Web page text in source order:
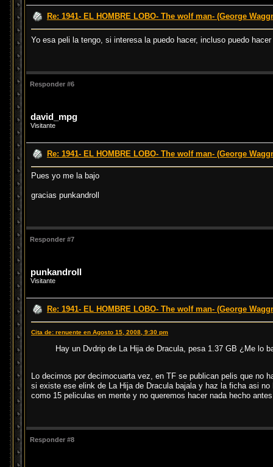
Re: 1941- EL HOMBRE LOBO- The wolf man- (George
Yo esa peli la tengo, si interesa la puedo hacer, incluso puedo
Responder #6
david_mpg
Visitante
Re: 1941- EL HOMBRE LOBO- The wolf man- (George
Pues yo me la bajo
gracias punkandroll
Responder #7
punkandroll
Visitante
Re: 1941- EL HOMBRE LOBO- The wolf man- (George
Cita de: renuente en Agosto 15, 2008, 9:30 pm
Hay un Dvdrip de La Hija de Dracula, pesa 1.37 GB ¿Me lo
Lo decimos por decimocuarta vez, en TF se publican pelis que no
si existe ese elink de La Hija de Dracula bajala y haz la ficha asi
como 15 peliculas en mente y no queremos hacer nada hecho antes
Responder #8